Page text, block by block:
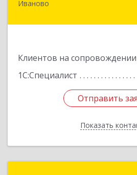
Иваново
Клиентов на сопровождении
1С:Специалист
Отправить
Показать
153000, Ивановская обл,
Отправить
Назад